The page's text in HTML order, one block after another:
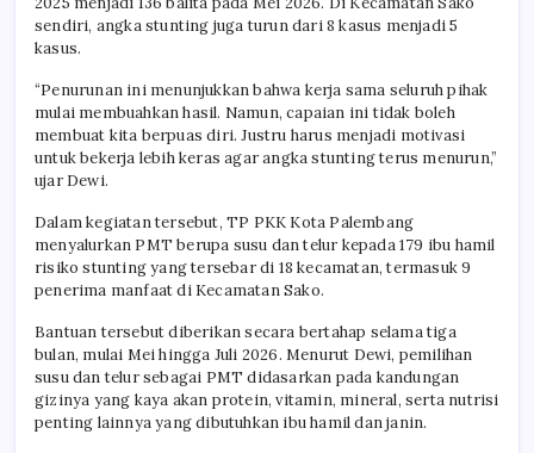
sendiri, angka stunting juga turun dari 8 kasus menjadi 5
kasus.
“Penurunan ini menunjukkan bahwa kerja sama seluruh pihak
mulai membuahkan hasil. Namun, capaian ini tidak boleh
membuat kita berpuas diri. Justru harus menjadi motivasi
untuk bekerja lebih keras agar angka stunting terus menurun,”
ujar Dewi.
Dalam kegiatan tersebut, TP PKK Kota Palembang
menyalurkan PMT berupa susu dan telur kepada 179 ibu hamil
risiko stunting yang tersebar di 18 kecamatan, termasuk 9
penerima manfaat di Kecamatan Sako.
Bantuan tersebut diberikan secara bertahap selama tiga
bulan, mulai Mei hingga Juli 2026. Menurut Dewi, pemilihan
susu dan telur sebagai PMT didasarkan pada kandungan
gizinya yang kaya akan protein, vitamin, mineral, serta nutrisi
penting lainnya yang dibutuhkan ibu hamil dan janin.